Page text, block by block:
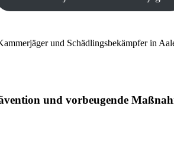
und vorbeugende